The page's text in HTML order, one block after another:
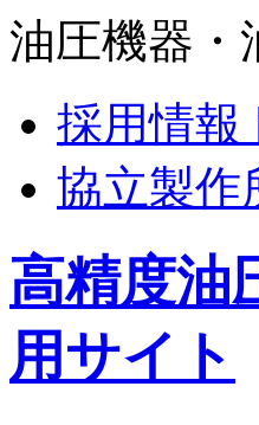
油圧機器・
採用情報
協立製作
高精度
用サイト